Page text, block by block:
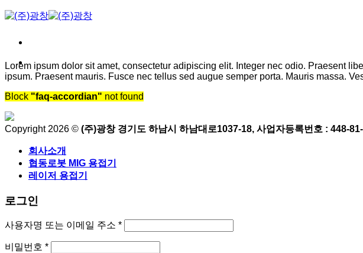
Skip
to
Lorem ipsum dolor sit amet, consectetur adipiscing elit. Integer nec odio. Praesent
ipsum. Praesent mauris. Fusce nec tellus sed augue semper porta. Mauris massa.
Block "faq-accordian" not found
Copyright 2026 © (주)광창 경기도 하남시 하남대로1037-18, 사업자등록번호 : 448-
회사소개
협동로봇 MIG 용접기
레이저 용접기
로그인
사용자명 또는 이메일 주소 *필
비밀번호 *필